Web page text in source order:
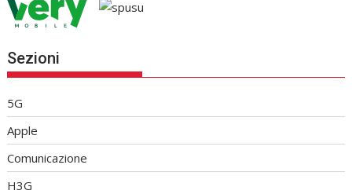
Sezioni
5G
Apple
Comunicazione
H3G